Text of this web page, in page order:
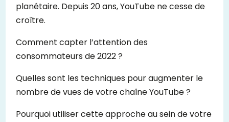
planétaire. Depuis 20 ans, YouTube ne cesse de
croître.
Comment capter l’attention des
consommateurs de 2022 ?
Quelles sont les techniques pour augmenter le
nombre de vues de votre chaîne YouTube ?
Pourquoi utiliser cette approche au sein de votre